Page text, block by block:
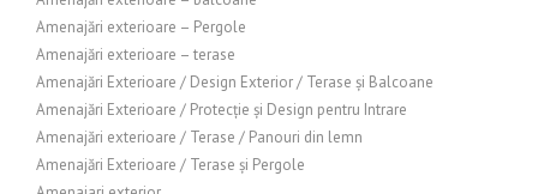
Amenajări exterioare – Pergole
Amenajări exterioare – terase
Amenajări Exterioare / Design Exterior / Terase și Balcoane
Amenajări Exterioare / Protecție și Design pentru Intrare
Amenajări exterioare / Terase / Panouri din lemn
Amenajări Exterioare / Terase și Pergole